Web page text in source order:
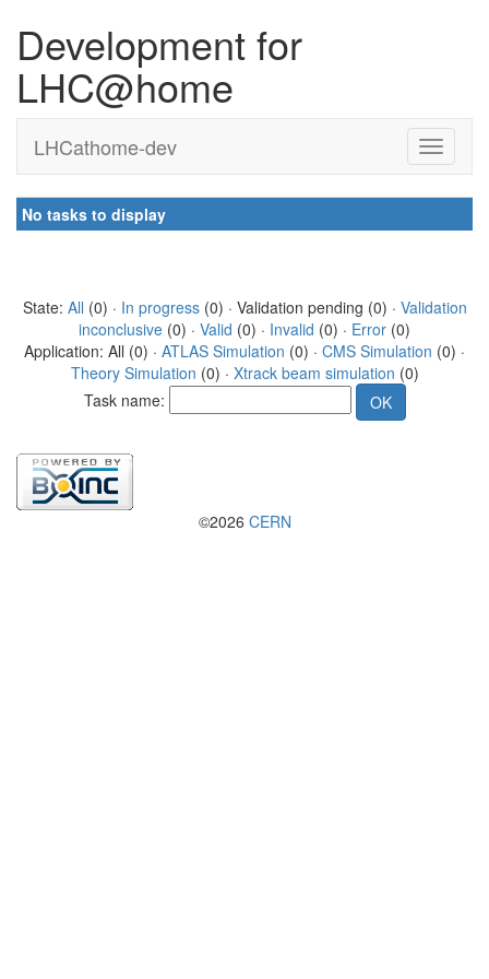
Development for
LHC@home
LHCathome-dev
No tasks to display
State: All (0) · In progress(0) · Validation pending (0) · Validation
inconclusive (0) · Valid (0) · Invalid (0) · Error (0)
Application: All (0) · ATLAS Simulation (0) · CMS Simulation (0) ·
Theory Simulation (0) · Xtrack beam simulation (0)
Task name:
©2026 CERN